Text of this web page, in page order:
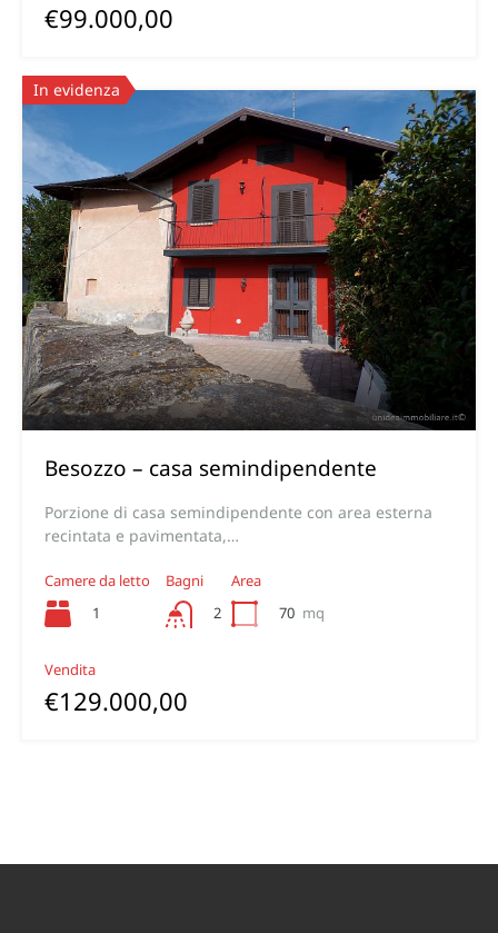
€99.000,00
In evidenza
Besozzo – casa semindipendente
Porzione di casa semindipendente con area esterna
recintata e pavimentata,…
Camere da letto
1
Bagni
2
Area
70 mq
Vendita
€129.000,00